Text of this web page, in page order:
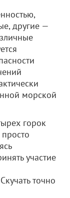
другие —
морской
горок
участие
точно